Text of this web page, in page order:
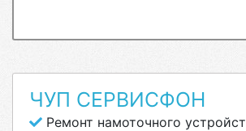
ЧУП СЕРВИСФОН
Ремонт намоточного